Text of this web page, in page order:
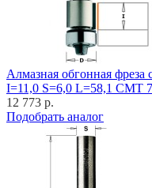
Алмазная обгонная
I=11,0 S=6,0 L=58,1 CMT
12 773 р.
Подобрать аналог